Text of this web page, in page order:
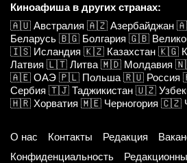
Киноафиша в других странах:
🇦🇺 Австралия 🇦🇿 Азербайджан
Беларусь 🇧🇬 Болгария 🇬🇧
🇮🇸 Исландия 🇰🇿 Казахстан 🇰🇬
Латвия 🇱🇹 Литва 🇲🇩 Молдавия
🇦🇪 ОАЭ 🇵🇱 Польша 🇷🇺 Россия
Сербия 🇹🇯 Таджикистан 🇺🇿
🇭🇷 Хорватия 🇲🇪 Черногория 🇨🇿
О нас Контакты Редакция
Конфиденциальность